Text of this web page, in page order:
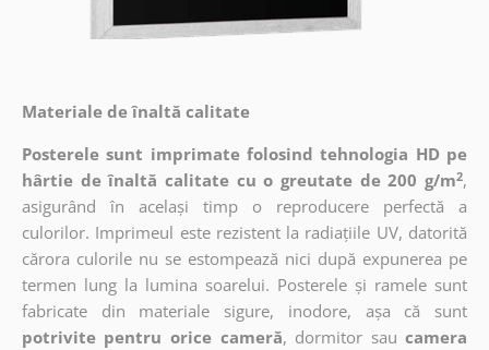
Materiale de înaltă calitate
Posterele sunt imprimate folosind tehnologia HD pe
hârtie de înaltă calitate cu o greutate de 200 g/m2,
asigurând în același timp o reproducere perfectă a
culorilor. Imprimeul este rezistent la radiațiile UV, datorită
cărora culorile nu se estompează nici după expunerea pe
termen lung la lumina soarelui. Posterele și ramele sunt
fabricate din materiale sigure, inodore, așa că sunt
potrivite pentru orice cameră, dormitor sau camera